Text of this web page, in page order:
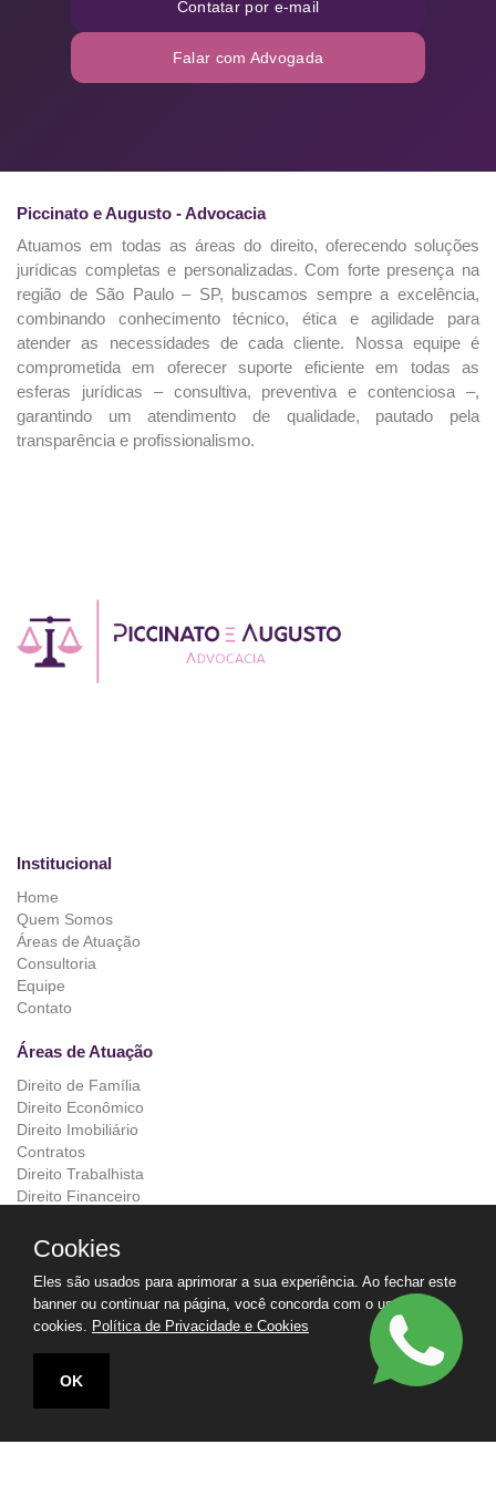
Contatar por e-mail
Falar com Advogada
Piccinato e Augusto - Advocacia
Atuamos em todas as áreas do direito, oferecendo soluções
jurídicas completas e personalizadas. Com forte presença na
região de São Paulo – SP, buscamos sempre a excelência,
combinando conhecimento técnico, ética e agilidade para
atender as necessidades de cada cliente. Nossa equipe é
comprometida em oferecer suporte eficiente em todas as
esferas jurídicas – consultiva, preventiva e contenciosa –,
garantindo um atendimento de qualidade, pautado pela
transparência e profissionalismo.
Institucional
Home
Quem Somos
Áreas de Atuação
Consultoria
Equipe
Contato
Áreas de Atuação
Direito de Família
Direito Econômico
Direito Imobiliário
Contratos
Direito Trabalhista
Direito Financeiro
Direito Tributário
Direito Civil
Direito do Consumidor
Contato
contato@piccinatoeaugusto.com.br
Cookies
Eles são usados para aprimorar a sua experiência. Ao fechar este
banner ou continuar na página, você concorda com o uso de
cookies. Política de Privacidade e Cookies
OK